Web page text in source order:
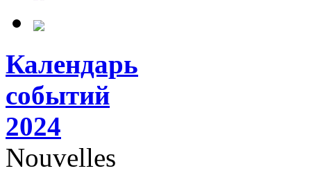
Календарь
событий
2024
Nouvelles